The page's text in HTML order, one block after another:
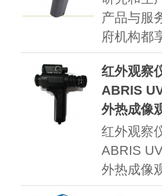
产品与服
府机构都
红外观察
ABRIS
外热成像
红外观察
ABRIS
外热成像